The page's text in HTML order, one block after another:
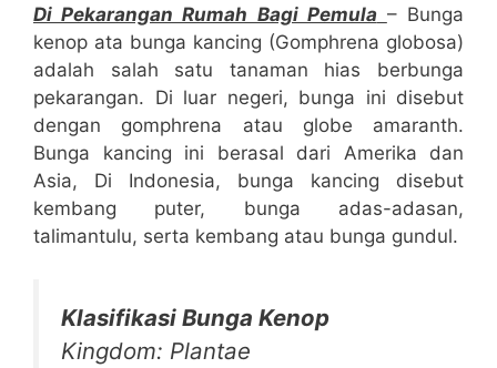
Di Pekarangan Rumah Bagi Pemula – Bunga
kenop ata bunga kancing (Gomphrena globosa)
adalah salah satu tanaman hias berbunga
pekarangan. Di luar negeri, bunga ini disebut
dengan gomphrena atau globe amaranth.
Bunga kancing ini berasal dari Amerika dan
Asia, Di Indonesia, bunga kancing disebut
kembang puter, bunga adas-adasan,
talimantulu, serta kembang atau bunga gundul.
Klasifikasi Bunga Kenop
Kingdom: Plantae